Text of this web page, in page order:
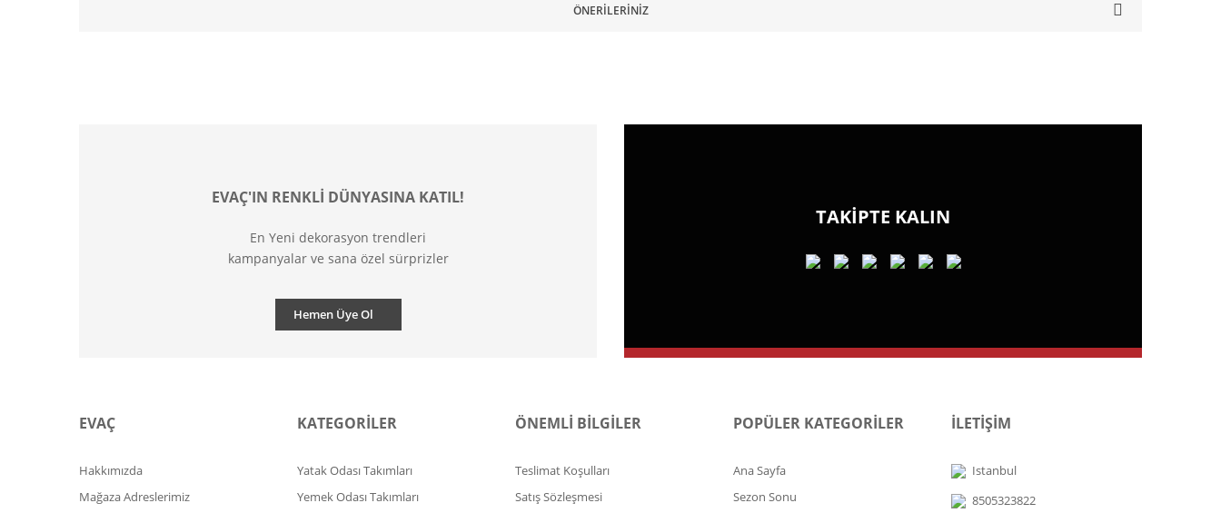
ÖNERILERINIZ
EVAÇ'IN RENKLİ DÜNYASINA KATIL!
En Yeni dekorasyon trendleri
kampanyalar ve sana özel sürprizler
Hemen Üye Ol
TAKİPTE KALIN
EVAÇ
Hakkımızda
Mağaza Adreslerimiz
KATEGORİLER
Yatak Odası Takımları
Yemek Odası Takımları
ÖNEMLİ BİLGİLER
Teslimat Koşulları
Satış Sözleşmesi
POPÜLER KATEGORİLER
Ana Sayfa
Sezon Sonu
İLETİŞİM
Istanbul
8505323822